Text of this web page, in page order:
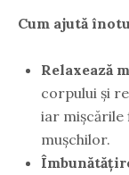
Cum ajută
Relaxează
corpului și
iar mișcările
mușchilor.